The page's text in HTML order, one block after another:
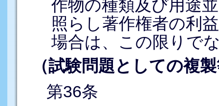
作物の種類及び用途
照らし著作権者の利
場合は、この限りで
（試験問題としての複
第36条